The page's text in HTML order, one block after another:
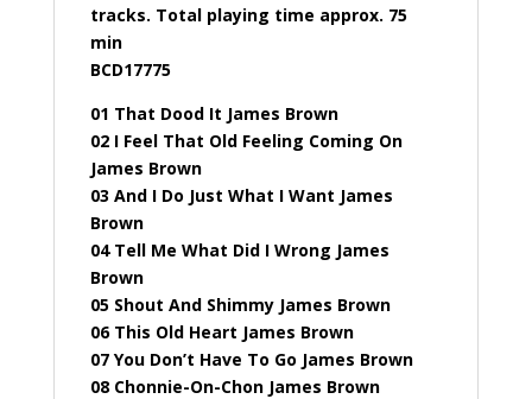
tracks. Total playing time approx. 75
min
BCD17775
01 That Dood It James Brown
02 I Feel That Old Feeling Coming On
James Brown
03 And I Do Just What I Want James
Brown
04 Tell Me What Did I Wrong James
Brown
05 Shout And Shimmy James Brown
06 This Old Heart James Brown
07 You Don’t Have To Go James Brown
08 Chonnie-On-Chon James Brown